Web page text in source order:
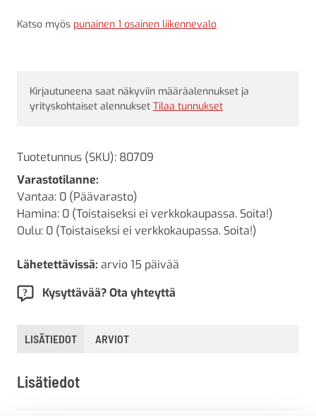
Katso myös punainen 1 osainen liikennevalo
Kirjautuneena saat näkyviin määräalennukset ja
yrityskohtaiset alennukset Tilaa tunnukset
Tuotetunnus (SKU): 80709
Varastotilanne:
Vantaa: 0 (Päävarasto)
Hamina: 0 (Toistaiseksi ei verkkokaupassa. Soita!)
Oulu: 0 (Toistaiseksi ei verkkokaupassa. Soita!)
Lähetettävissä: arvio 15 päivää
Kysyttävää? Ota yhteyttä
LISÄTIEDOT ARVIOT
Lisätiedot